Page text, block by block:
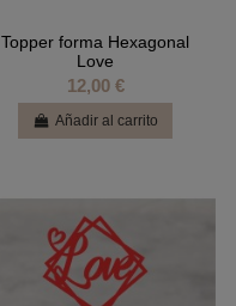
Topper forma Hexagonal
Love
12,00 €
Añadir al carrito